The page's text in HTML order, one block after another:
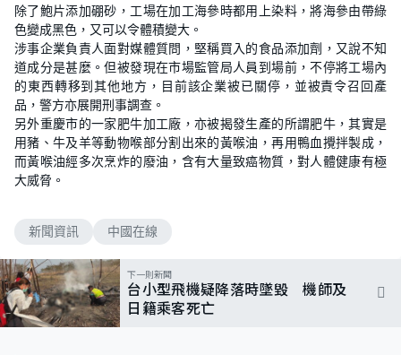
除了鮑片添加硼砂，工場在加工海參時都用上染料，將海參由帶綠
色變成黑色，又可以令體積變大。
涉事企業負責人面對媒體質問，堅稱買入的食品添加劑，又說不知
道成分是甚麼。但被發現在市場監管局人員到場前，不停將工場內
的東西轉移到其他地方，目前該企業被已關停，並被責令召回產
品，警方亦展開刑事調查。
另外重慶市的一家肥牛加工廠，亦被揭發生產的所謂肥牛，其實是
用豬、牛及羊等動物喉部分割出來的黃喉油，再用鴨血攪拌製成，
而黃喉油經多次烹炸的廢油，含有大量致癌物質，對人體健康有極
大威脅。
新聞資訊 中國在線
下一則新聞
台小型飛機疑降落時墜毀 機師及
日籍乘客死亡